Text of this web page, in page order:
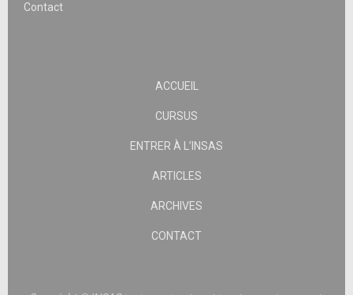
Contact
ACCUEIL
CURSUS
ENTRER À L’INSAS
ARTICLES
ARCHIVES
CONTACT